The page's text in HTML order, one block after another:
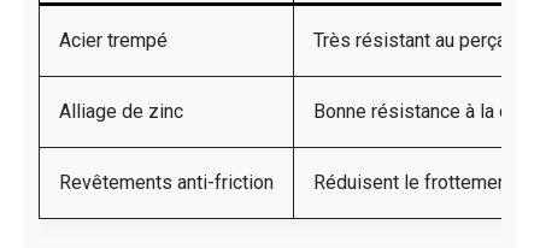
Acier trempé Très résistant au perçage
Alliage de zinc Bonne résistance à la
Revêtements anti-friction Réduisent le frottement